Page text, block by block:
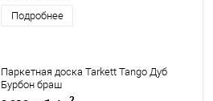
Подробнее
Паркетная доска Tarkett Tango Дуб
Бурбон браш